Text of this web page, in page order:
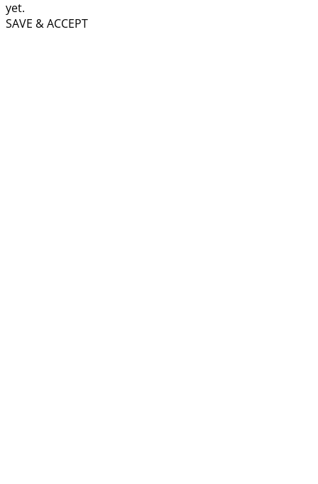
yet.
SAVE & ACCEPT